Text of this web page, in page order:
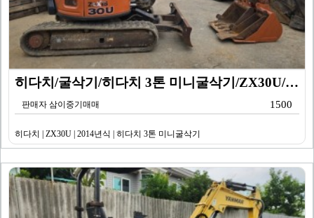
히다치/굴삭기/히다치 3톤 미니굴삭기/ZX30U/201…
판매자 삼이중기매매 1500
히다치 | ZX30U | 2014년식 | 히다치 3톤 미니굴삭기